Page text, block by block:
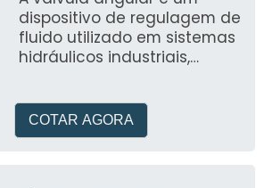
dispositivo de regulagem de
fluido utilizado em sistemas
hidráulicos industriais,
COTAR AGORA